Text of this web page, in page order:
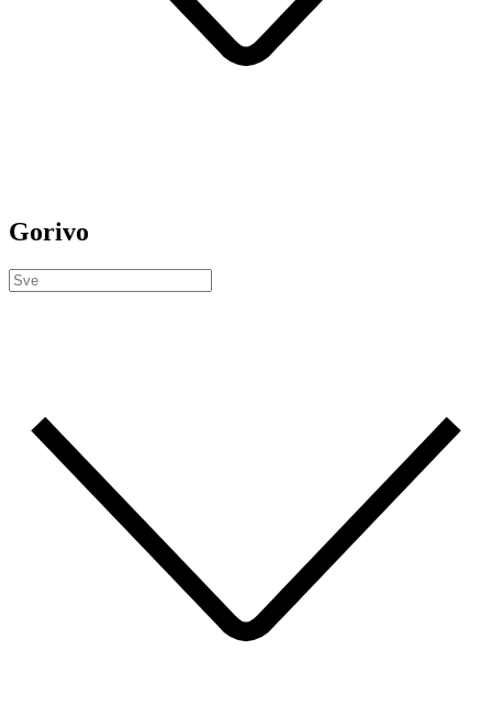
Gorivo